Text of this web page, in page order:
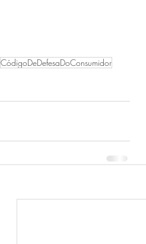
CódigoDeDefesaDoConsumidor